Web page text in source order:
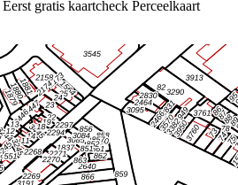
Eerst gratis kaartcheck Perceelkaart